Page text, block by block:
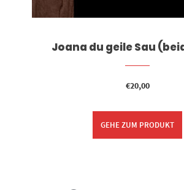
Joana du geile Sau
€20,00
GEHE ZUM PRODUKT